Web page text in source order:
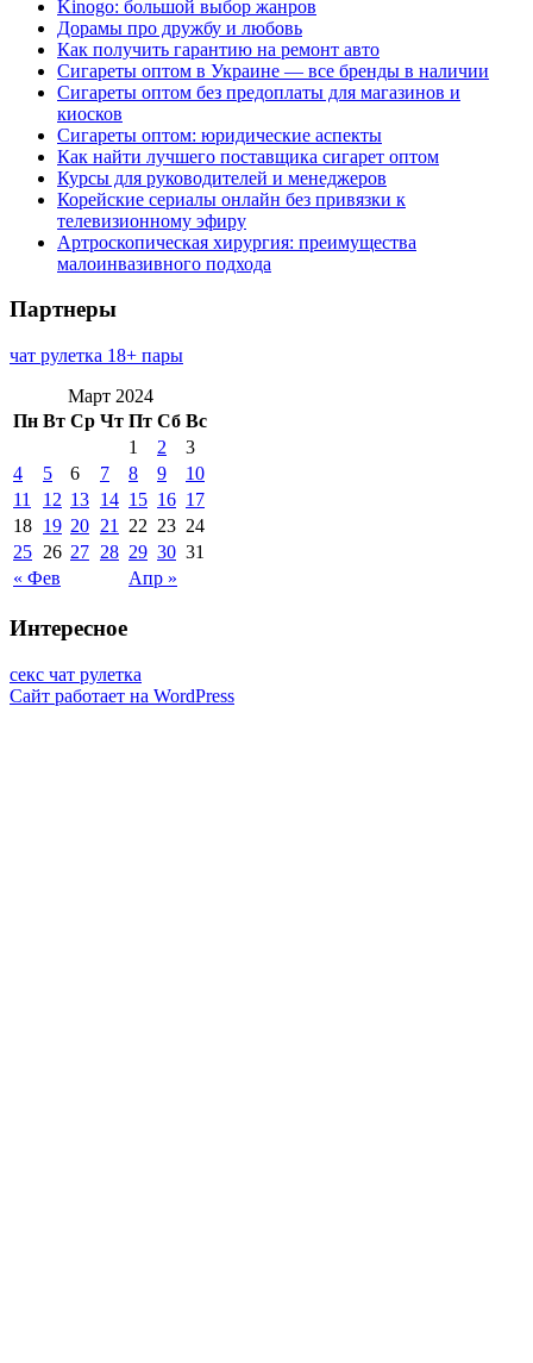
Kinogo: большой выбор жанров
Дорамы про дружбу и любовь
Как получить гарантию на ремонт авто
Сигареты оптом в Украине — все бренды в наличии
Сигареты оптом без предоплаты для магазинов и
киосков
Сигареты оптом: юридические аспекты
Как найти лучшего поставщика сигарет оптом
Курсы для руководителей и менеджеров
Корейские сериалы онлайн без привязки к
телевизионному эфиру
Артроскопическая хирургия: преимущества
малоинвазивного подхода
Партнеры
чат рулетка 18+ пары
Март 2024
Пн Вт Ср Чт Пт Сб Вс
« Фев Апр »
1 2
3
4
5 6 7 8 9
10
11
12 13 14 15 16 17
18 19 20 21 22 23 24
25 26 27 28 29 30 31
Интересное
секс чат рулетка
Сайт работает на WordPress